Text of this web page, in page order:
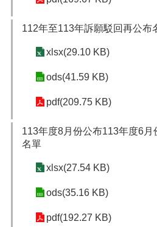
112年至113年訴願駁回再公布
xlsx(29.10 KB)
ods(41.59 KB)
pdf(209.75 KB)
113年度8月份公布113年度6月
名單
xlsx(27.54 KB)
ods(35.16 KB)
pdf(192.27 KB)